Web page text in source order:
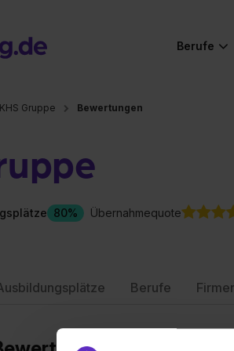
Berufe
KHS Gruppe Bewertungen
80% Übernahmequote
Berufe